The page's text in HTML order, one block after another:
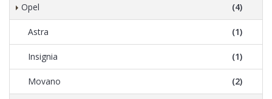
Opel (4)
Astra (1)
Insignia (1)
Movano (2)